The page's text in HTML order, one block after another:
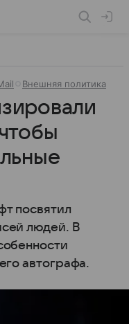
Внешняя политика
посвятил
людей. В
автографа.